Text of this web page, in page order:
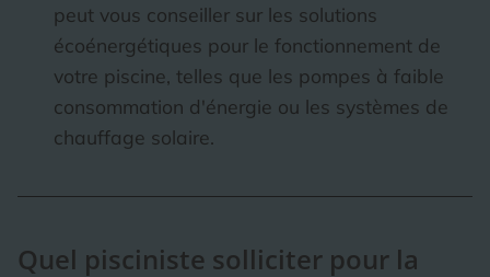
peut vous conseiller sur les solutions
écoénergétiques pour le fonctionnement de
votre piscine, telles que les pompes à faible
consommation d'énergie ou les systèmes de
chauffage solaire.
Quel pisciniste solliciter pour la